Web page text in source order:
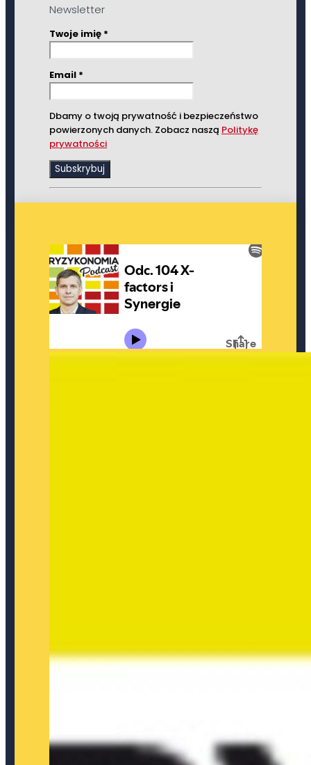
Newsletter
Twoje imię *
Email *
Dbamy o twoją prywatność i bezpieczeństwo
powierzonych danych. Zobacz naszą Politykę
prywatności